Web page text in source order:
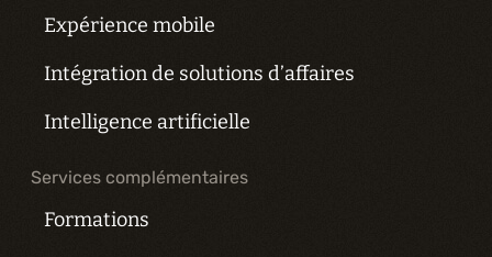
Expérience mobile
Intégration de solutions d’affaires
Intelligence artificielle
Services complémentaires
Formations